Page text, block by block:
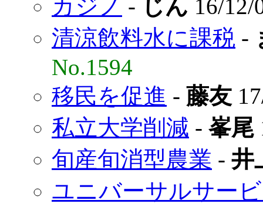
カジノ - じん 16/
清涼飲料水に課税 -
No.1594
移民を促進 - 藤友
私立大学削減 - 峯尾
旬産旬消型農業 - 井
ユニバーサルサー